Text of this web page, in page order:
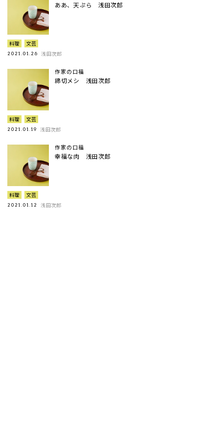
ああ、天ぷら 浅田次郎
料理 文芸
2021.01.26 浅田次郎
作家の口福
締切メシ 浅田次郎
料理 文芸
2021.01.19 浅田次郎
作家の口福
幸福な肉 浅田次郎
料理 文芸
2021.01.12 浅田次郎